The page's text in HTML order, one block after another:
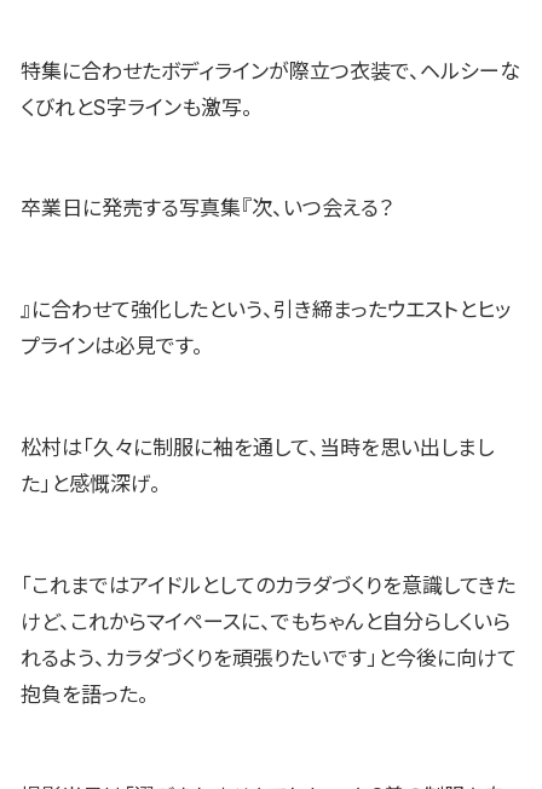
特集に合わせたボディラインが際立つ衣装で、ヘルシーな
くびれとS字ラインも激写。
卒業日に発売する写真集『次、いつ会える？
』に合わせて強化したという、引き締まったウエストとヒッ
プラインは必見です。
松村は「久々に制服に袖を通して、当時を思い出しまし
た」と感慨深げ。
「これまではアイドルとしてのカラダづくりを意識してきた
けど、これからマイペースに、でもちゃんと自分らしくいら
れるよう、カラダづくりを頑張りたいです」と今後に向けて
抱負を語った。